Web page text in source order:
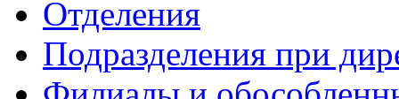
Отделения
Подразделения при